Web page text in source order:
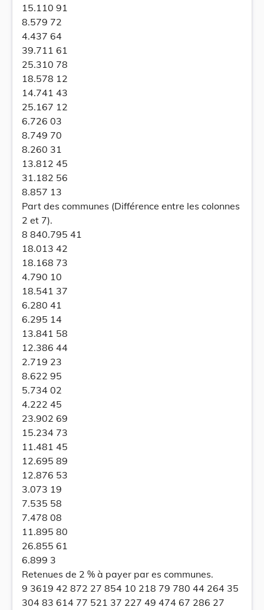
15.110 91
8.579 72
4.437 64
39.711 61
25.310 78
18.578 12
14.741 43
25.167 12
6.726 03
8.749 70
8.260 31
13.812 45
31.182 56
8.857 13
Part des communes (Différence entre les colonnes
2 et 7).
8 840.795 41
18.013 42
18.168 73
4.790 10
18.541 37
6.280 41
6.295 14
13.841 58
12.386 44
2.719 23
8.622 95
5.734 02
4.222 45
23.902 69
15.234 73
11.481 45
12.695 89
12.876 53
3.073 19
7.535 58
7.478 08
11.895 80
26.855 61
6.899 3
Retenues de 2 % à payer par es communes.
9 3619 42 872 27 854 10 218 79 780 44 264 35
304 83 614 77 521 37 227 49 474 67 286 27